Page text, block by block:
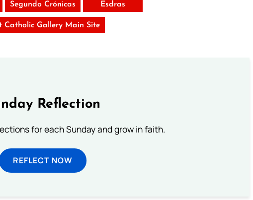
Segundo Crónicas Esdras
Catholic Gallery Main Site
Reflection
for each Sunday and grow in faith.
REFLECT NOW